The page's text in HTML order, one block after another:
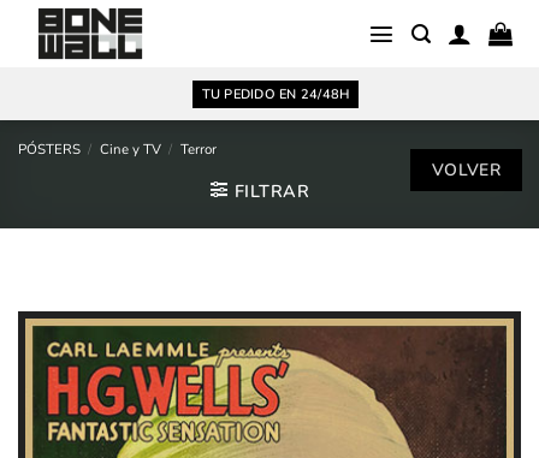
Saltar
contenido
TU PEDIDO EN 24/48H
PÓSTERS / Cine y TV / Terror
FILTRAR